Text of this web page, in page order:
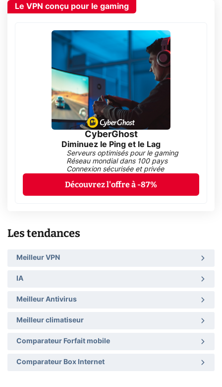
Le VPN conçu pour le gaming
CyberGhost
Diminuez le Ping et le Lag
Serveurs optimisés pour le gaming
Réseau mondial dans 100 pays
Connexion sécurisée et privée
Découvrez l'offre à -87%
Les tendances
Meilleur VPN
IA
Meilleur Antivirus
Meilleur climatiseur
Comparateur Forfait mobile
Comparateur Box Internet